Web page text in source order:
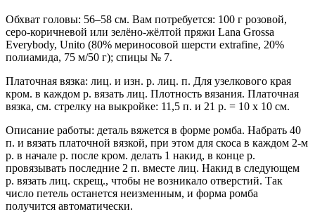
Обхват головы: 56–58 см. Вам потребуется: 100 г розовой,
серо-коричневой или зелёно-жёлтой пряжи Lana Grossa
Everybody, Unito (80% мериносовой шерсти extrafine, 20%
полиамида, 75 м/50 г); спицы № 7.
Платочная вязка: лиц. и изн. р. лиц. п. Для узелкового края
кром. в каждом р. вязать лиц. Плотность вязания. Платочная
вязка, см. стрелку на выкройке: 11,5 п. и 21 р. = 10 x 10 см.
Описание работы: деталь вяжется в форме ромба. Набрать 40
п. и вязать платочной вязкой, при этом для скоса в каждом 2-м
р. в начале р. после кром. делать 1 накид, в конце р.
провязывать последние 2 п. вместе лиц. Накид в следующем
р. вязать лиц. скрещ., чтобы не возникало отверстий. Так
число петель останется неизменным, и форма ромба
получится автоматически.